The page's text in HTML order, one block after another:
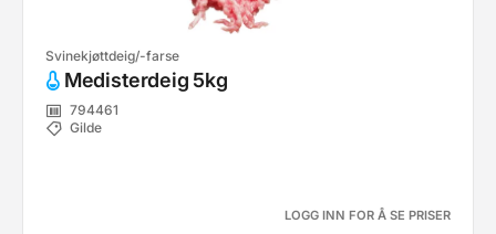
Svinekjøttdeig/-farse
Medisterdeig 5kg
794461
Gilde
LOGG INN FOR Å SE PRISER